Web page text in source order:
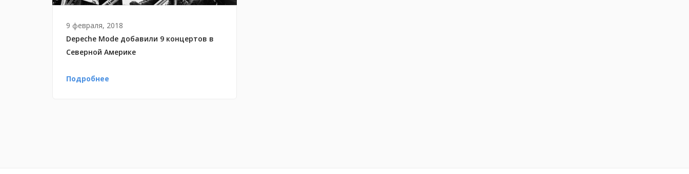
9 февраля, 2018
Depeche Mode добавили 9 концертов в
Северной Америке
Подробнее